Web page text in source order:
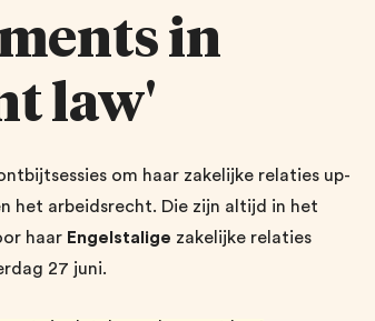
in
law'
om haar zakelijke relaties up-
het arbeidsrecht. Die zijn altijd in het
haar Engelstalige zakelijke relaties
27 juni.